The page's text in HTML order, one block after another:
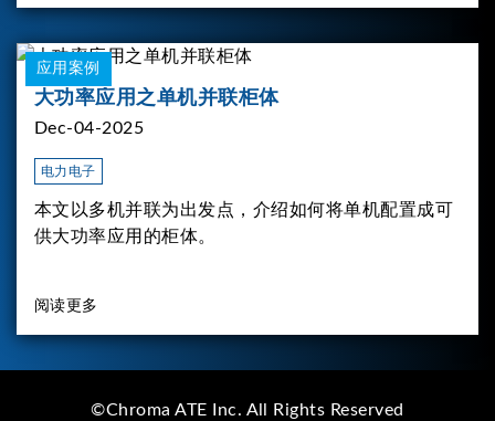
应用案例
大功率应用之单机并联柜体
Dec-04-2025
电力电子
本文以多机并联为出发点，介绍如何将单机配置成可
供大功率应用的柜体。
阅读更多
©Chroma ATE Inc. All Rights Reserved